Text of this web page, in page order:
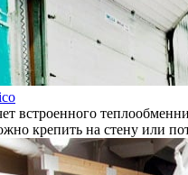
встроенного
крепить на стену или